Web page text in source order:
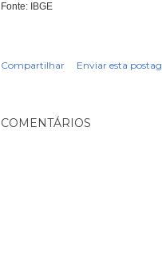
Fonte: IBGE
Compartilhar Enviar esta
COMENTÁRIOS